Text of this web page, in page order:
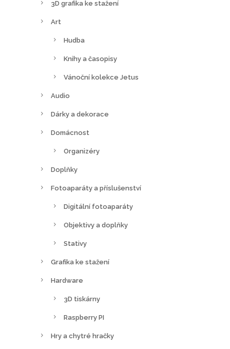
3D grafika ke stažení
Art
Hudba
Knihy a časopisy
Vánoční kolekce Jetus
Audio
Dárky a dekorace
Domácnost
Organizéry
Doplňky
Fotoaparáty a příslušenství
Digitální fotoaparáty
Objektivy a doplňky
Stativy
Grafika ke stažení
Hardware
3D tiskárny
Raspberry PI
Hry a chytré hračky